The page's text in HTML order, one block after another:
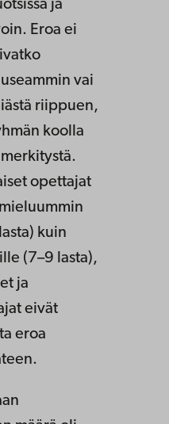
ja
Eroa ei
vai
riippuen,
koolla
opettajat
kuin
(7–9 lasta),
ja
eivät
eroa